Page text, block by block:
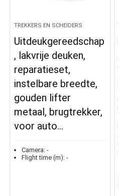
TREKKERS EN SCHEIDERS
Uitdeukgereedschap
, lakvrije deuken,
reparatieset,
instelbare breedte,
gouden lifter
metaal, brugtrekker,
voor auto…
Camera: -
Flight time (m): -